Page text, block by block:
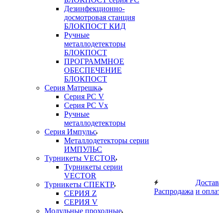
Дезинфекционно-
досмотровая станция
БЛОКПОСТ КИД
Ручные
металлодетекторы
БЛОКПОСТ
ПРОГРАММНОЕ
ОБЕСПЕЧЕНИЕ
БЛОКПОСТ
Серия Матрешка
Серия PC V
Серия PC Vx
Ручные
металлодетекторы
Серия Импульс
Металлодетекторы серии
ИМПУЛЬС
Турникеты VECTOR
Турникеты серии
VECTOR
Турникеты СПЕКТР
СЕРИЯ Z
СЕРИЯ V
Модульные проходные
Распродажа и